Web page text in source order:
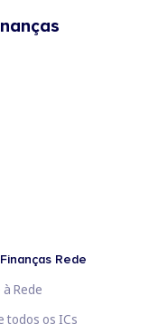
Rede
Rede
todos os ICs